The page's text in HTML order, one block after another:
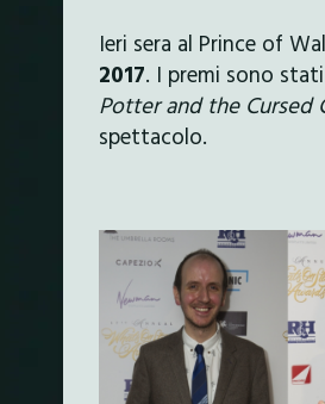
Ieri sera al Prince of
2017. I premi sono
Potter and the Cursed
spettacolo.